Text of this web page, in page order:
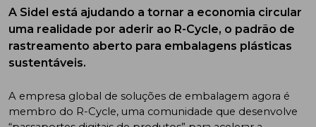
A Sidel está ajudando a tornar a economia circular
uma realidade por aderir ao R-Cycle, o padrão de
rastreamento aberto para embalagens plásticas
sustentáveis.
A empresa global de soluções de embalagem agora é
membro do R-Cycle, uma comunidade que desenvolve